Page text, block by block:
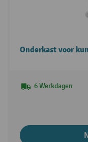
Onderkast voor
6 Werkdagen